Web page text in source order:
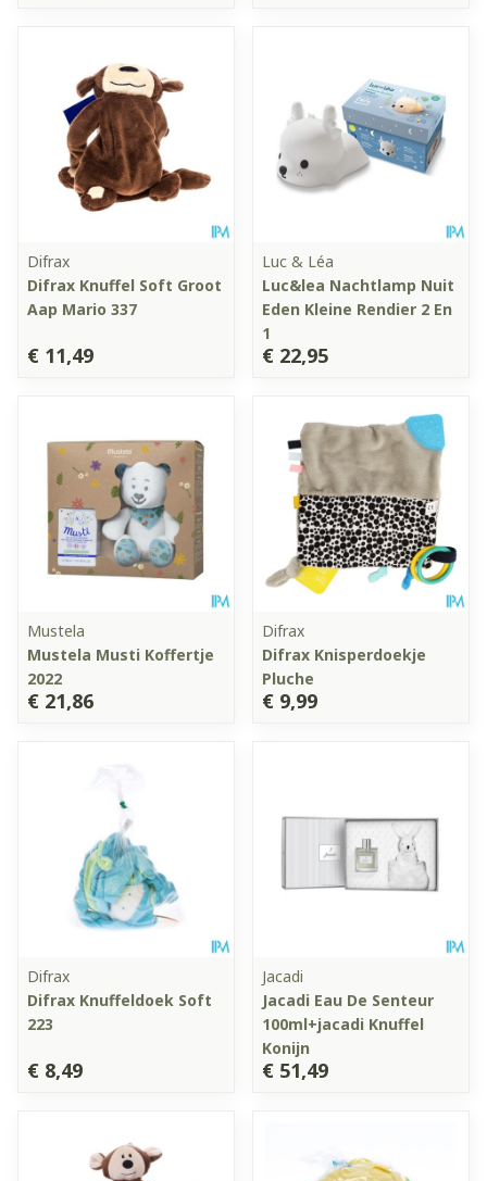
Difrax
Difrax Knuffel Soft Groot
Aap Mario 337
€ 11,49
Luc & Léa
Luc&lea Nachtlamp Nuit
Eden Kleine Rendier 2 En
1
€ 22,95
Mustela
Mustela Musti Koffertje
2022
€ 21,86
Difrax
Difrax Knisperdoekje
Pluche
€ 9,99
Difrax
Difrax Knuffeldoek Soft
223
€ 8,49
Jacadi
Jacadi Eau De Senteur
100ml+jacadi Knuffel
Konijn
€ 51,49